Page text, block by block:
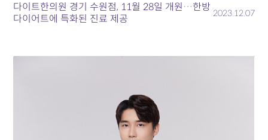
다이트한의원 경기 수원점, 11월 28일 개원…한방
다이어트에 특화된 진료 제공
2023.12.07